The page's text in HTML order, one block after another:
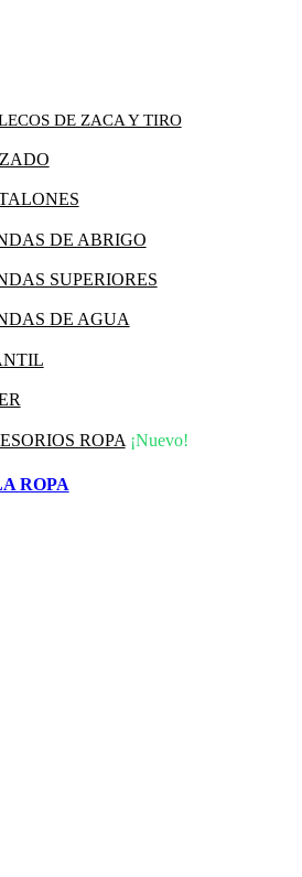
DE ZACA Y TIRO
DE ABRIGO
SUPERIORES
DE AGUA
ROPA ¡Nuevo!
ROPA